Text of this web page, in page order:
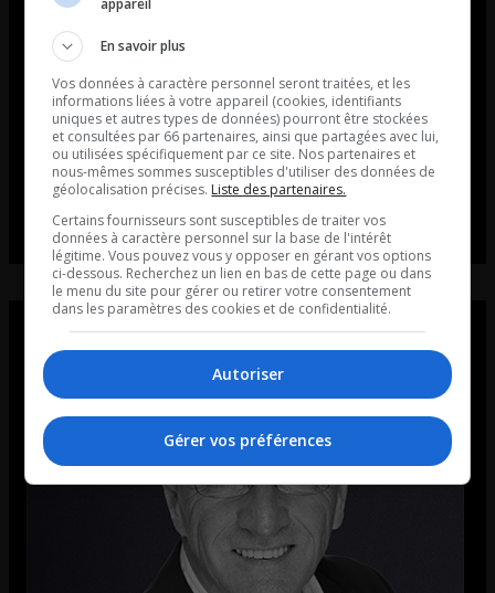
En savoir plus
Vos données à caractère personnel seront traitées, et les
informations liées à votre appareil (cookies, identifiants
uniques et autres types de données) pourront être stockées
et consultées par 66 partenaires, ainsi que partagées avec lui,
ou utilisées spécifiquement par ce site. Nos partenaires et
nous-mêmes sommes susceptibles d'utiliser des données de
géolocalisation précises. Liste des partenaires.
Certains fournisseurs sont susceptibles de traiter vos
données à caractère personnel sur la base de l'intérêt
légitime. Vous pouvez vous y opposer en gérant vos options
ci-dessous. Recherchez un lien en bas de cette page ou dans
le menu du site pour gérer ou retirer votre consentement
dans les paramètres des cookies et de confidentialité.
Autoriser
Gérer vos préférences